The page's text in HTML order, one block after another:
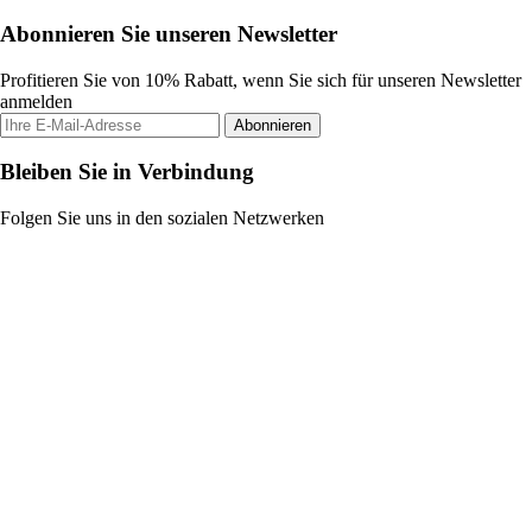
Abonnieren Sie unseren Newsletter
Profitieren Sie von 10% Rabatt, wenn Sie sich für unseren Newsletter
anmelden
Abonnieren
Bleiben Sie in Verbindung
Folgen Sie uns in den sozialen Netzwerken